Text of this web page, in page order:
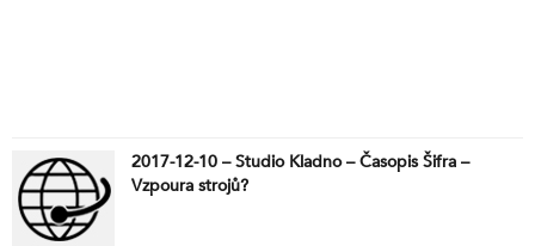
2017-12-10 – Studio Kladno – Časopis Šifra –
Vzpoura strojů?